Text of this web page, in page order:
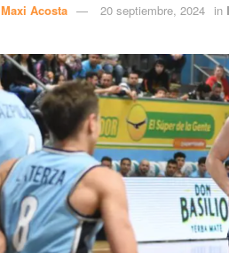
Maxi Acosta 20 septiembre, 2024 in